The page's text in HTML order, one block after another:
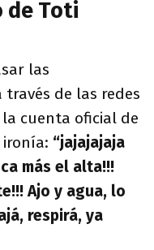
de Toti
las
través de las redes
cuenta oficial de
ironía: “jajajajaja
más el alta!!!
Ajo y agua, lo
respirá, ya